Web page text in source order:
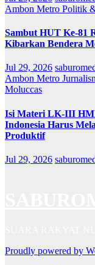
Ambon Metro Politik
Sambut HUT Ke-81
Kibarkan Bendera
Jul 29, 2026
Ambon Metro
Moluccas
Isi Materi LK-III
Indonesia Harus
Produktif
Jul 29, 2026
Proudly powered by